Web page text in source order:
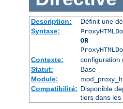
Description:
Définit une
Syntaxe:
OR
Contexte:
configuration
Statut:
Base
Module:
Compatibilité: Disponible
tiers dans les